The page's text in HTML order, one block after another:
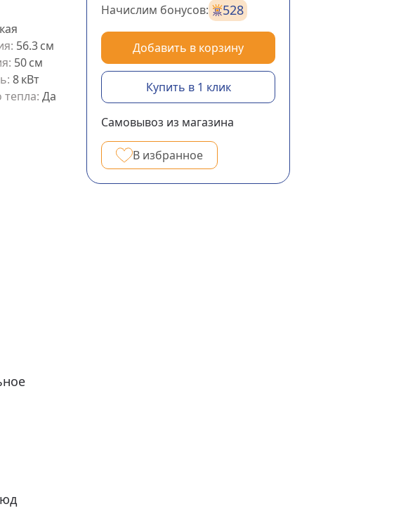
Начислим бонусов: 528
Добавить в корзину
Купить в 1 клик
Самовывоз из магазина
В избранное
: 56.3см
: 50см
: 8кВт
тепла: Да